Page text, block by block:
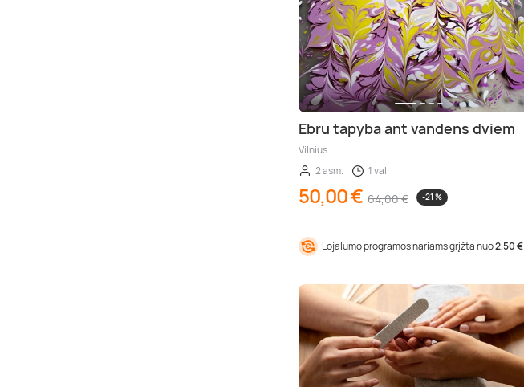
Ebru tapyba ant vandens dviem
Vilnius
2 asm.
1 val.
50,00 € 64,00 € -21 %
Lojalumo programos nariams grįžta nuo2,50 €